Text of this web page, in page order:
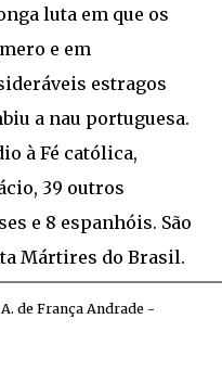
luta em que os
e em
estragos
a nau portuguesa.
à Fé católica,
39 outros
e 8 espanhóis. São
Mártires do Brasil.
de França Andrade -